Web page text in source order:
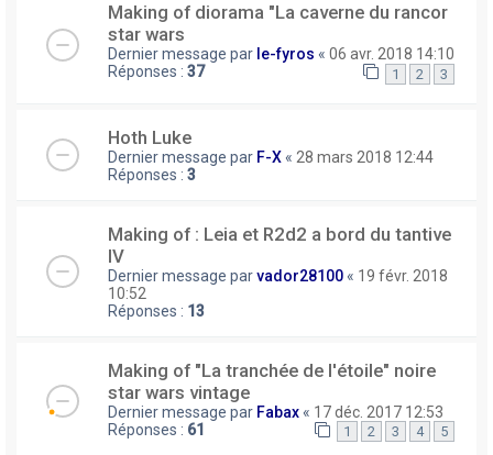
Making of diorama "La caverne du rancor
star wars
Dernier message par le-fyros « 06 avr. 2018 14:10
Réponses : 37 1 2 3
Hoth Luke
Dernier message par F-X « 28 mars 2018 12:44
Réponses : 3
Making of : Leia et R2d2 a bord du tantive
IV
Dernier message parvador28100 « 19 févr. 2018
10:52
Réponses : 13
Making of "La tranchée de l'étoile" noire
star wars vintage
Dernier message par Fabax « 17 déc. 2017 12:53
Réponses : 61 1 2 3 4 5